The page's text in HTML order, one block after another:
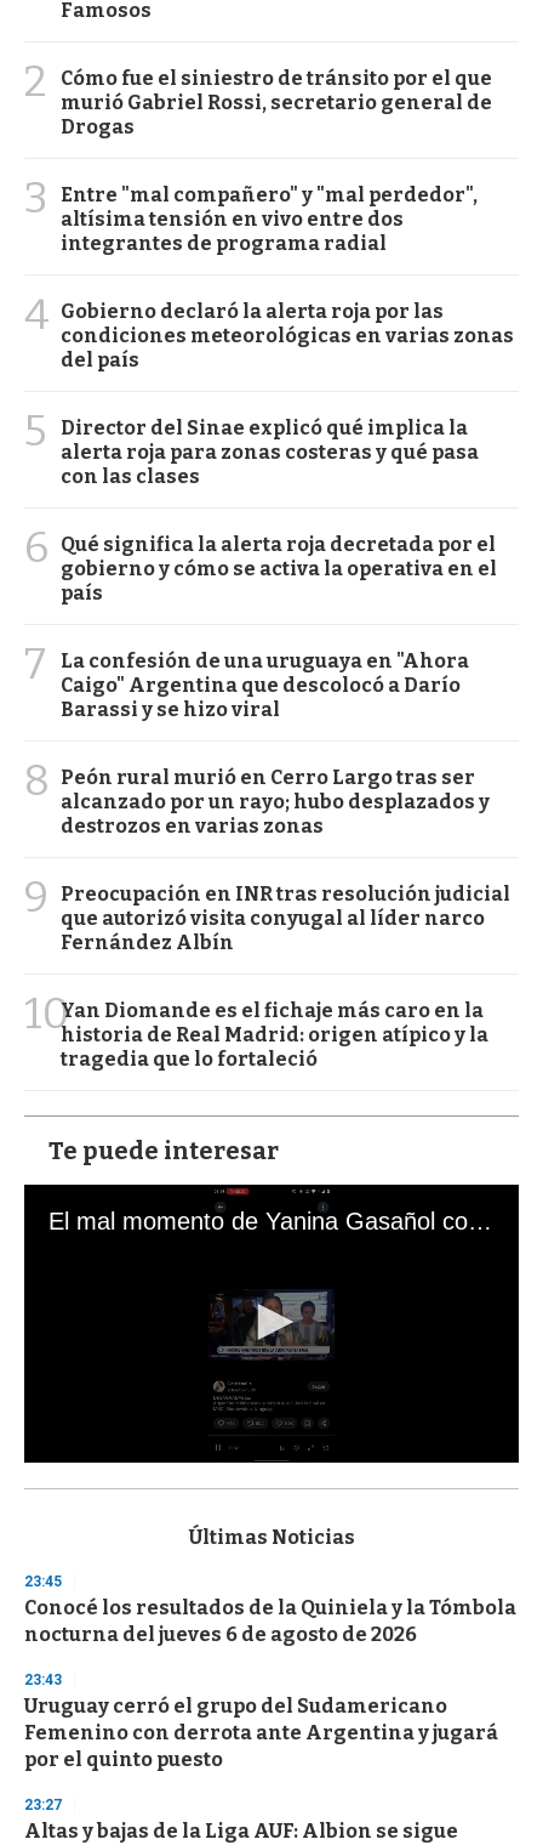
Famosos
2
Cómo fue el siniestro de tránsito por el que
murió Gabriel Rossi, secretario general de
Drogas
3
Entre "mal compañero" y "mal perdedor",
altísima tensión en vivo entre dos
integrantes de programa radial
4 Gobierno declaró la alerta roja por las
condiciones meteorológicas en varias zonas
del país
5
Director del Sinae explicó qué implica la
alerta roja para zonas costeras y qué pasa
con las clases
6
Qué significa la alerta roja decretada por el
gobierno y cómo se activa la operativa en el
país
7
La confesión de una uruguaya en "Ahora
Caigo" Argentina que descolocó a Darío
Barassi y se hizo viral
8
Peón rural murió en Cerro Largo tras ser
alcanzado por un rayo; hubo desplazados y
destrozos en varias zonas
9
Preocupación en INR tras resolución judicial
que autorizó visita conyugal al líder narco
Fernández Albín
10Yan Diomande es el fichaje más caro en la
historia de Real Madrid: origen atípico y la
tragedia que lo fortaleció
Te puede interesar
El mal momento de Yanina Gasañol con un hincha argentino en "Subrayado"
s
d
s
o
f
3
s
e
c
o
d
s
Últimas Noticias
23:45
Conocé los resultados de la Quiniela y la Tómbola
nocturna del jueves 6 de agosto de 2026
23:43
Uruguay cerró el grupo del Sudamericano
Femenino con derrota ante Argentina y jugará
por el quinto puesto
23:27
Altas y bajas de la Liga AUF: Albion se sigue